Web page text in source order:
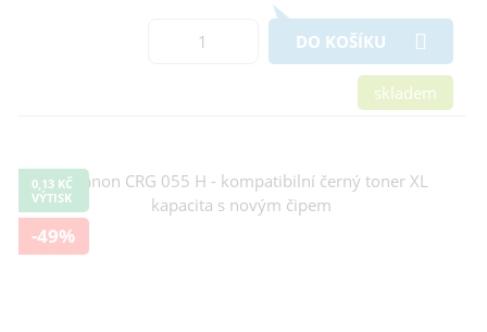
DO KOŠÍKU
skladem
0,13 KČ
VÝTISK
-49%